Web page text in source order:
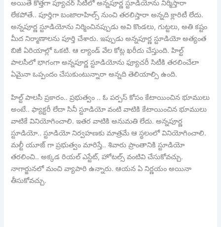
అయితే కొత్తగా ప్యూచర్ సిటీలో అన్నపూర్ణ స్టూడియోను నిర్మిస్తారా
లేకపోతే.. పూర్తిగా బంజారాహిల్స్ నుంచి తరలిస్తారా అన్నది క్లారిటీ లేదు.
అన్నపూర్ణ స్టూడియోను నిర్మించినప్పుడు అవి కొండలు, గుట్టలు, అతి కష్టం
మీద నిర్మాణాలను పూర్తి చేశారు. ఇప్పుడు అన్నపూర్ణ స్టూడియో అత్యంత
బిజీ ఏరియాల్లో ఒకటి. ఆ ల్యాండ్ వేల కోట్ల ఖరీదు చేస్తుంది. హిల్ట్
పాలసీలో భాగంగా అన్నపూర్ణ స్టూడియోను ఫ్యూచరీ సిటీకి తరలించేలా
ఏమైనా ఒప్పందం చేసుకుంటున్నారా అన్నది తెలియాల్సి ఉంది.
హిల్ట్ పాలసీ ప్రకారం.. ప్రభుత్వం .. ఓ పర్పస్ కోసం కేటాయించిన భూములు
అంటే.. ఫ్యాక్టరీ లేదా సినీ స్టూడియో వంటి వాటికి కేటాయించిన భూములు
వాటికే వినియోగించాలి. ఇతర వాటికి అనుమతి లేదు. అన్నపూర్ణ
స్టూడియో.. స్టూడియో నిర్వహణకు మాత్రమే ఆ స్థలంలో వినియోగించాలి.
మల్టీ యూజ్ గా ప్రభుత్వం మారిస్తే.. శివారు ప్రాంతానికి స్టూడియో
తరలించి.. అక్కడ రియల్ ఎస్టేట్, హోటల్స్ వంటివి చేసుకోవచ్చు.
నాగార్జునలో మంచి వ్యాపారి ఉన్నారు. ఆయన ఏ నిర్ణయం అయినా
తీసుకోవచ్చు.